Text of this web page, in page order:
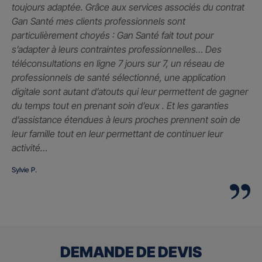
toujours adaptée. Grâce aux services associés du contrat
Gan Santé mes clients professionnels sont
particulièrement choyés : Gan Santé fait tout pour
s’adapter à leurs contraintes professionnelles… Des
téléconsultations en ligne 7 jours sur 7, un réseau de
professionnels de santé sélectionné, une application
digitale sont autant d’atouts qui leur permettent de gagner
du temps tout en prenant soin d’eux . Et les garanties
d’assistance étendues à leurs proches prennent soin de
leur famille tout en leur permettant de continuer leur
activité…
Sylvie P.
DEMANDE DE DEVIS